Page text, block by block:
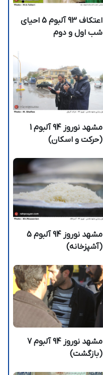
اعتکاف 93 آلبوم 5 احیای
شب اول و دوم
مشهد نوروز 94 آلبوم 1
(حرکت و اسکان)
مشهد نوروز 94 آلبوم 5
(آشپزخانه)
مشهد نوروز 94 آلبوم 7
(بازگشت)